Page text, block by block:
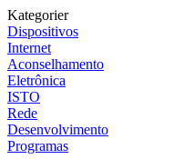
Kategorier
Dispositivos
Internet
Aconselhamento
Eletrônica
ISTO
Rede
Desenvolvimento
Programas